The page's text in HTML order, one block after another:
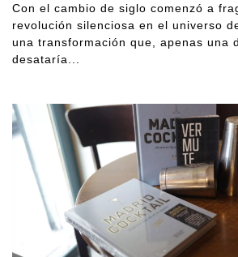
Con el cambio de siglo comenzó a
revolución silenciosa en el universo
una transformación que, apenas una
desataría...